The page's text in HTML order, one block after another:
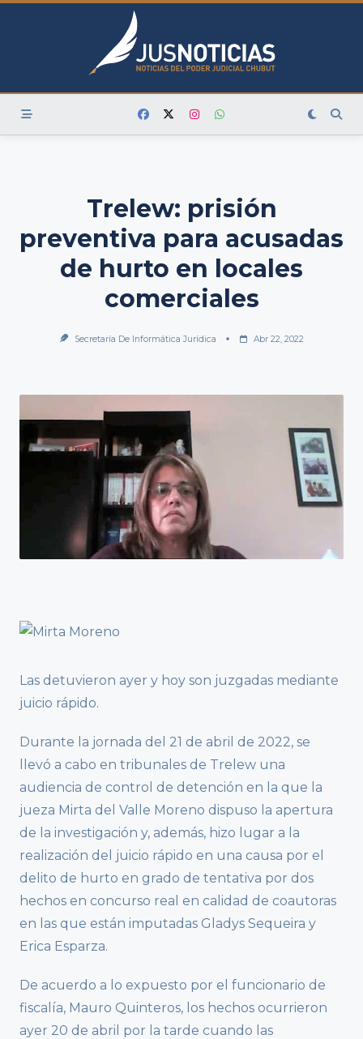
Skip
Trelew: prisión
preventiva para acusadas
de hurto en locales
comerciales
Secretaría De Informática Jurídica Abr 22, 2022
Las detuvieron ayer y hoy son juzgadas mediante
juicio rápido.
Durante la jornada del 21 de abril de 2022, se
llevó a cabo en tribunales de Trelew una
audiencia de control de detención en la que la
jueza Mirta del Valle Moreno dispuso la apertura
de la investigación y, además, hizo lugar a la
realización del juicio rápido en una causa por el
delito de hurto en grado de tentativa por dos
hechos en concurso real en calidad de coautoras
en las que están imputadas Gladys Sequeira y
Erica Esparza.
De acuerdo a lo expuesto por el funcionario de
fiscalía, Mauro Quinteros, los hechos ocurrieron
ayer 20 de abril por la tarde cuando las